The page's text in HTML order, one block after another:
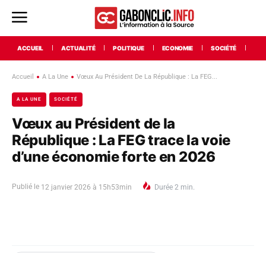
ACCUEIL ACTUALITÉ POLITIQUE ECONOMIE SOCIÉTÉ
Accueil A La Une Vœux Au Président De La République : La FEG...
A LA UNE SOCIÉTÉ
Vœux au Président de la
République : La FEG trace la voie
d’une économie forte en 2026
Publié le 12 janvier 2026 à 15h53min Durée 2 min.